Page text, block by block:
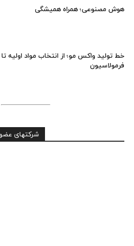
هوش مصنوعی؛ همراه همیشگی
خط تولید واکس مو؛ از انتخاب مواد اولیه تا
فرمولاسیون
شرکتهای